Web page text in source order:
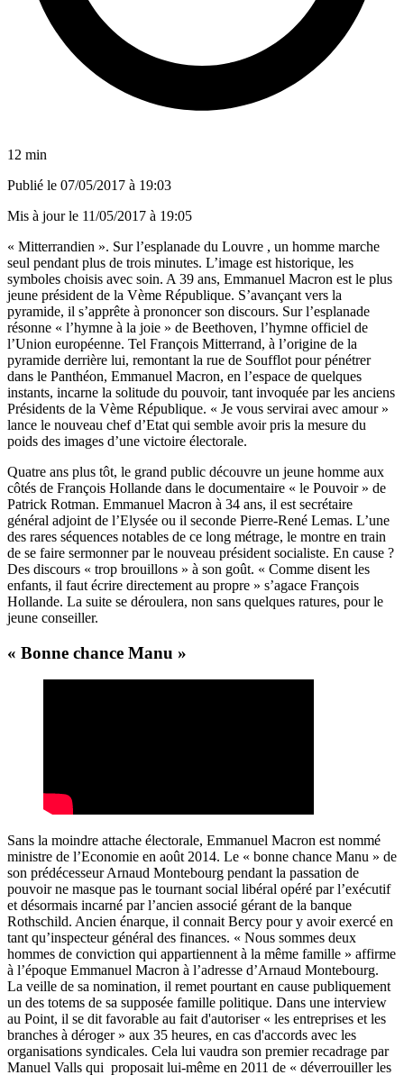
12 min
Publié le 07/05/2017 à 19:03
Mis à jour le 11/05/2017 à 19:05
« Mitterrandien ». Sur l’esplanade du Louvre , un homme marche
seul pendant plus de trois minutes. L’image est historique, les
symboles choisis avec soin. A 39 ans, Emmanuel Macron est le plus
jeune président de la Vème République. S’avançant vers la
pyramide, il s’apprête à prononcer son discours. Sur l’esplanade
résonne « l’hymne à la joie » de Beethoven, l’hymne officiel de
l’Union européenne. Tel François Mitterrand, à l’origine de la
pyramide derrière lui, remontant la rue de Soufflot pour pénétrer
dans le Panthéon, Emmanuel Macron, en l’espace de quelques
instants, incarne la solitude du pouvoir, tant invoquée par les anciens
Présidents de la Vème République. « Je vous servirai avec amour »
lance le nouveau chef d’Etat qui semble avoir pris la mesure du
poids des images d’une victoire électorale.
Quatre ans plus tôt, le grand public découvre un jeune homme aux
côtés de François Hollande dans le documentaire « le Pouvoir » de
Patrick Rotman. Emmanuel Macron à 34 ans, il est secrétaire
général adjoint de l’Elysée ou il seconde Pierre-René Lemas. L’une
des rares séquences notables de ce long métrage, le montre en train
de se faire sermonner par le nouveau président socialiste. En cause ?
Des discours « trop brouillons » à son goût. « Comme disent les
enfants, il faut écrire directement au propre » s’agace François
Hollande. La suite se déroulera, non sans quelques ratures, pour le
jeune conseiller.
« Bonne chance Manu »
Sans la moindre attache électorale, Emmanuel Macron est nommé
ministre de l’Economie en août 2014. Le « bonne chance Manu » de
son prédécesseur Arnaud Montebourg pendant la passation de
pouvoir ne masque pas le tournant social libéral opéré par l’exécutif
et désormais incarné par l’ancien associé gérant de la banque
Rothschild. Ancien énarque, il connait Bercy pour y avoir exercé en
tant qu’inspecteur général des finances. « Nous sommes deux
hommes de conviction qui appartiennent à la même famille » affirme
à l’époque Emmanuel Macron à l’adresse d’Arnaud Montebourg.
La veille de sa nomination, il remet pourtant en cause publiquement
un des totems de sa supposée famille politique. Dans une interview
au Point, il se dit favorable au fait d'autoriser « les entreprises et les
branches à déroger » aux 35 heures, en cas d'accords avec les
organisations syndicales. Cela lui vaudra son premier recadrage par
Manuel Valls qui proposait lui-même en 2011 de « déverrouiller les